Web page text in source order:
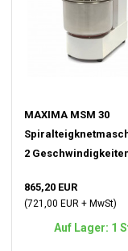
MAXIMA MSM 30
2
865,20 EUR
(721,00 EUR + MwSt)
Auf Lager: 1